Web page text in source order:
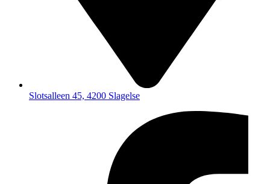
Slotsalleen 45, 4200 Slagelse